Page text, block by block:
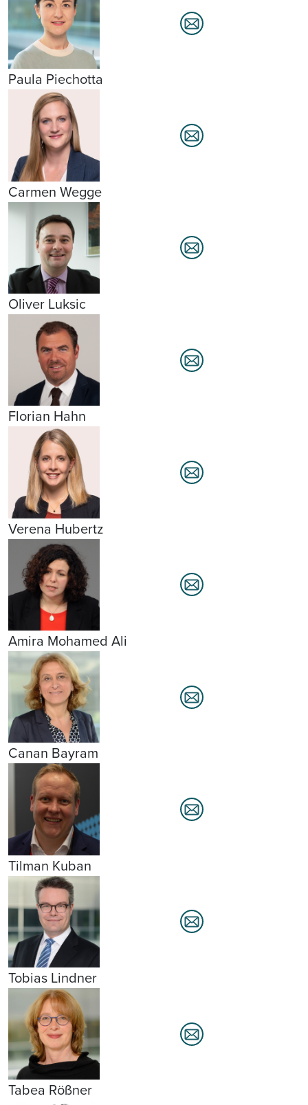
Paula Piechotta
Carmen Wegge
Oliver Luksic
Florian Hahn
Verena Hubertz
Amira Mohamed Ali
Canan Bayram
Tilman Kuban
Tobias Lindner
Tabea Rößner